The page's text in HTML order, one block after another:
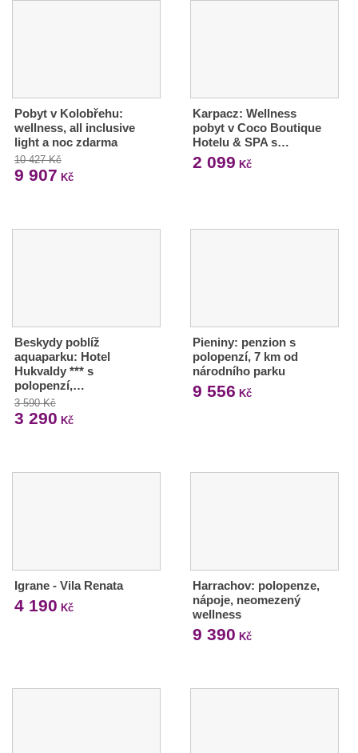
Pobyt v Kolobřehu:
wellness, all inclusive
light a noc zdarma
10 427 Kč
9 907 Kč
Karpacz: Wellness
pobyt v Coco Boutique
Hotelu & SPA s…
2 099 Kč
Beskydy poblíž
aquaparku: Hotel
Hukvaldy *** s
polopenzí,…
3 590 Kč
3 290 Kč
Pieniny: penzion s
polopenzí, 7 km od
národního parku
9 556 Kč
Igrane - Vila Renata
4 190 Kč
Harrachov: polopenze,
nápoje, neomezený
wellness
9 390 Kč